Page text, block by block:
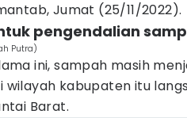
Jumat (25/11/2022).
pengendalian
Putra)
ini, sampah masih
wilayah kabupaten itu
Barat.